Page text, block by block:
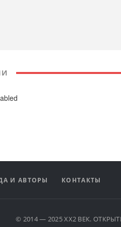
И АВТОРЫ КОНТАКТЫ
© 2014 — 2025 XX2 ВЕК.